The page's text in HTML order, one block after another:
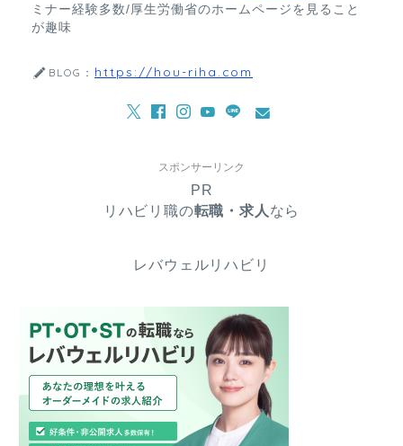
ミナー経験多数/厚生労働省のホームページを見ること
が趣味
BLOG： https://hou-riha.com
スポンサーリンク
PR
リハビリ職の転職・求人なら
レバウェルリハビリ